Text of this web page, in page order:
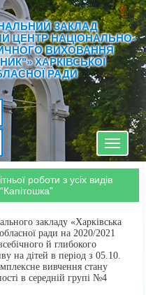
ЗАКЛАД
ЦЕНТР НАЦІОНАЛЬНО-
ВИХОВАННЯ
ХАРКІВСЬКОЇ
РАДИ
Toggle
роботи з усіх видів
закладу «Харківська
ради на 2020/2021
й глибокого
на дітей в період з 05.10.
вивчення стану
в середній групі №4